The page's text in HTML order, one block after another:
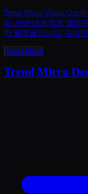
Trend Micro Vision One
일·서버·네트워크·클
안 플랫폼입니다. 가디
Trend Micro
Trend Micro